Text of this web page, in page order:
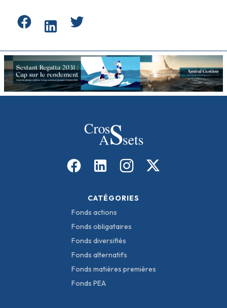
CATÉGORIES
Fonds actions
Fonds obligataires
Fonds diversifiés
Fonds alternatifs
Fonds matières premières
Fonds PEA